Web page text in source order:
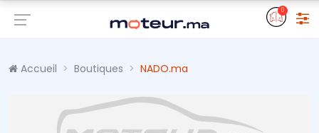
0
Accueil Boutiques NADO.ma